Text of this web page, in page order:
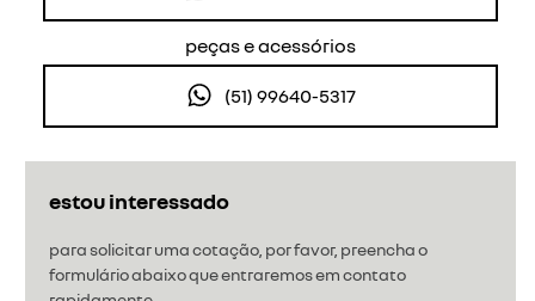
estou interessado
para solicitar uma cotação, por favor, preencha o
formulário abaixo que entraremos em contato
peças e acessórios
(51) 99640-5317